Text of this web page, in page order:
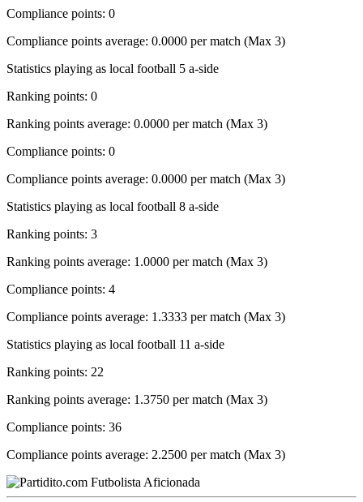
Compliance points: 0
Compliance points average: 0.0000 per match (Max 3)
Statistics playing as local football 5 a-side
Ranking points: 0
Ranking points average: 0.0000 per match (Max 3)
Compliance points: 0
Compliance points average: 0.0000 per match (Max 3)
Statistics playing as local football 8 a-side
Ranking points: 3
Ranking points average: 1.0000 per match (Max 3)
Compliance points: 4
Compliance points average: 1.3333 per match (Max 3)
Statistics playing as local football 11 a-side
Ranking points: 22
Ranking points average: 1.3750 per match (Max 3)
Compliance points: 36
Compliance points average: 2.2500 per match (Max 3)